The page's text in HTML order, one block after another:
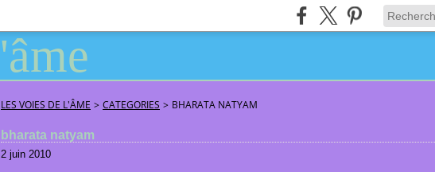
LES VOIES DE L'ÂME > CATEGORIES > BHARATA NATYAM
bharata natyam
2 juin 2010